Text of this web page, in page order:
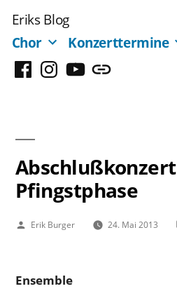
Inhalt
springen
Eriks Blog
Chor
Konzerttermine
FacebookInstagram
YouTubeMastodon
Abschlußkonzert
Pfingstphase
Veröffentlicht
Erik Burger 24. Mai 2013
Ensemble